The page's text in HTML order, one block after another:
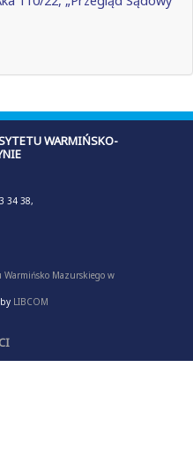
WARMIŃSKO-
34 38,
Mazurskiego w
LIBCOM